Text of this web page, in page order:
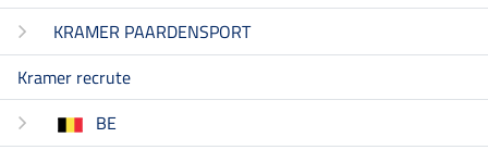
KRAMER PAARDENSPORT
Kramer recrute
BE